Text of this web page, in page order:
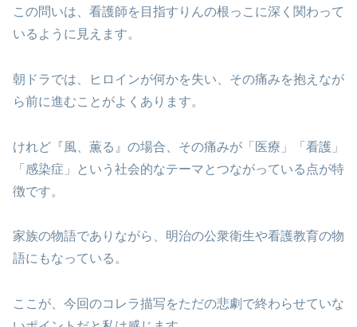
この問いは、看護師を目指すりんの根っこに深く関わって
いるように見えます。
朝ドラでは、ヒロインが何かを失い、その痛みを抱えなが
ら前に進むことがよくあります。
けれど『風、薫る』の場合、その痛みが「医療」「看護」
「感染症」という社会的なテーマとつながっている点が特
徴です。
家族の物語でありながら、明治の公衆衛生や看護教育の物
語にもなっている。
ここが、今回のコレラ描写をただの悲劇で終わらせていな